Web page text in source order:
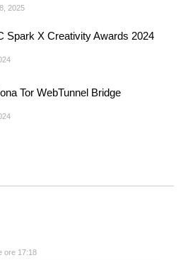
2025
Spark X Creativity Awards 2024
Tor WebTunnel Bridge
ore 17:18